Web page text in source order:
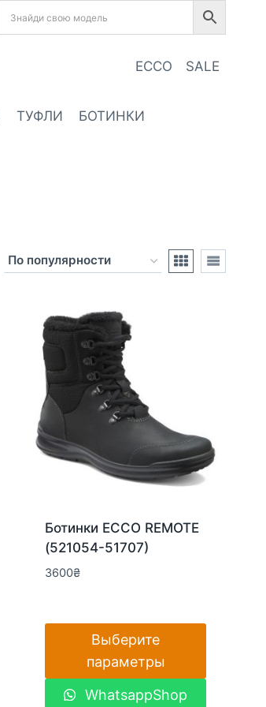
ECCO SALE
ТУФЛИ БОТИНКИ
Ботинки ECCO REMOTE
(521054-51707)
3600₴
Выберите
параметры
Этот
WhatsappShop